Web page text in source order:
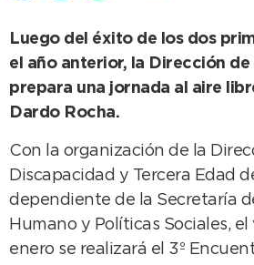
Luego del éxito de los dos
el año anterior, la Dirección de
prepara una jornada al aire
Dardo Rocha.
Con la organización de la
Discapacidad y Tercera Edad
dependiente de la Secretaría
Humano y Políticas Sociales, el
enero se realizará el 3º